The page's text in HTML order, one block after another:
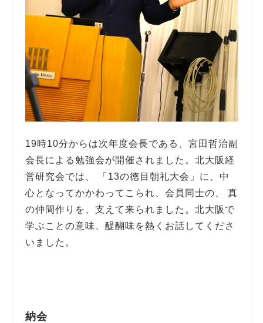
19時10分からは次年度会長である、宮田哲治副
会長による勉強会が開催されました。北大阪経
営研究会では、 「13の徳目朝礼大会」に、中
心となってかかわってこられ、会員同士の、 真
の仲間作りを、支えて来られました。北大阪で
学ぶことの意味、醍醐味を熱くお話してくださ
いました。
納会